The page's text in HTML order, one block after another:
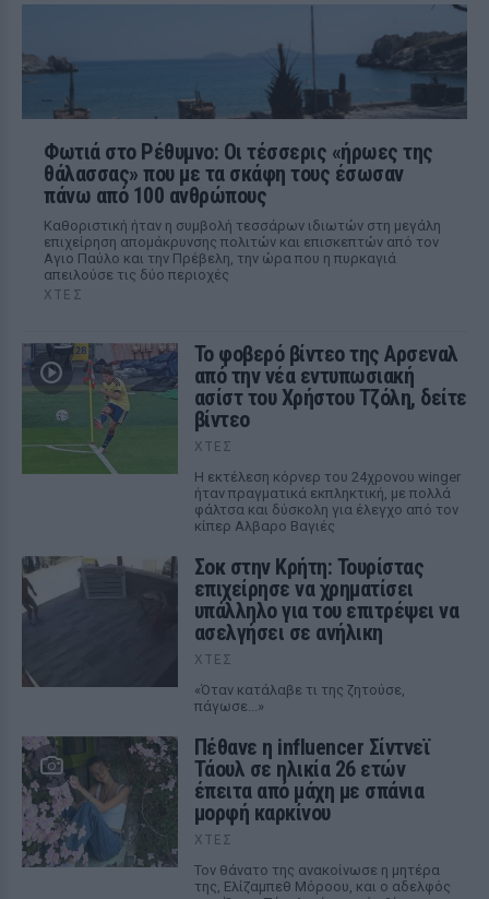
Φωτιά στο Ρέθυμνο: Οι τέσσερις «ήρωες της
θάλασσας» που με τα σκάφη τους έσωσαν
πάνω από 100 ανθρώπους
Καθοριστική ήταν η συμβολή τεσσάρων ιδιωτών στη μεγάλη
επιχείρηση απομάκρυνσης πολιτών και επισκεπτών από τον
Αγιο Παύλο και την Πρέβελη, την ώρα που η πυρκαγιά
απειλούσε τις δύο περιοχές
ΧΤΕΣ
Το φοβερό βίντεο της Αρσεναλ
από την νέα εντυπωσιακή
ασίστ του Χρήστου Τζόλη, δείτε
βίντεο
ΧΤΕΣ
Η εκτέλεση κόρνερ του 24χρονου winger
ήταν πραγματικά εκπληκτική, με πολλά
φάλτσα και δύσκολη για έλεγχο από τον
κίπερ Αλβαρο Βαγιές
Σοκ στην Κρήτη: Τουρίστας
επιχείρησε να χρηματίσει
υπάλληλο για του επιτρέψει να
ασελγήσει σε ανήλικη
ΧΤΕΣ
«Όταν κατάλαβε τι της ζητούσε,
πάγωσε...»
Πέθανε η influencer Σίντνεϊ
Τάουλ σε ηλικία 26 ετών
έπειτα από μάχη με σπάνια
μορφή καρκίνου
ΧΤΕΣ
Τον θάνατο της ανακοίνωσε η μητέρα
της, Ελίζαμπεθ Μόροου, και ο αδελφός